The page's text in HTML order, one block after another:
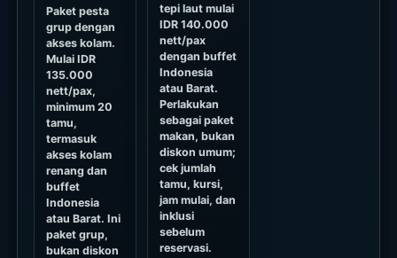
Paket pesta
grup dengan
akses kolam.
Mulai IDR
135.000
nett/pax,
minimum 20
tamu,
termasuk
akses kolam
renang dan
buffet
Indonesia
atau Barat. Ini
paket grup,
bukan diskon
tepi laut mulai
IDR 140.000
nett/pax
dengan buffet
Indonesia
atau Barat.
Perlakukan
sebagai paket
makan, bukan
diskon umum;
cek jumlah
tamu, kursi,
jam mulai, dan
inklusi
sebelum
reservasi.